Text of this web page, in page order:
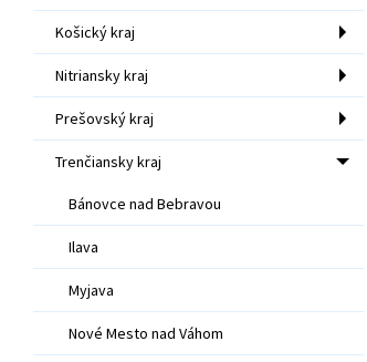
Košický kraj
Nitriansky kraj
Prešovský kraj
Trenčiansky kraj
Bánovce nad Bebravou
Ilava
Myjava
Nové Mesto nad Váhom